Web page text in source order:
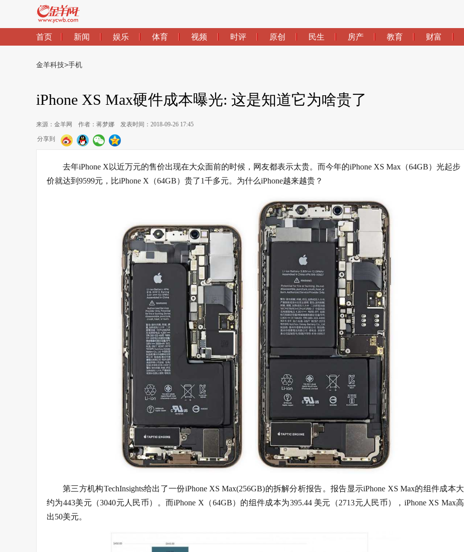
首页 新闻 娱乐 体育 视频 时评 原创 民生 房产 教育 财富
金羊科技>手机
iPhone XS Max硬件成本曝光: 这是知道它为啥贵了
来源：金羊网 作者：蒋梦娜 发表时间：2018-09-26 17:45
分享到
去年iPhone X以近万元的售价出现在大众面前的时候，网友都表示太贵。而今年的iPhone XS Max（64GB）光起步
价就达到9599元，比iPhone X（64GB）贵了1千多元。为什么iPhone越来越贵？
第三方机构TechInsights给出了一份iPhone XS Max(256GB)的拆解分析报告。报告显示iPhone XS Max的组件成本大
约为443美元（3040元人民币）。而iPhone X（64GB）的组件成本为395.44 美元（2713元人民币），iPhone XS Max高
出50美元。